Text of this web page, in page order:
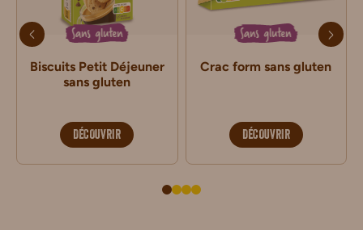
Sans gluten
Biscuits Petit Déjeuner
sans gluten
DÉCOUVRIR
Sans gluten
Crac form sans gluten
DÉCOUVRIR